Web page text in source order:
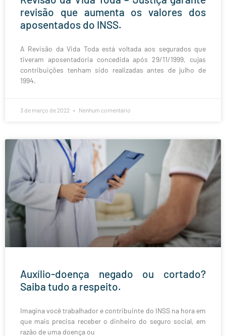
revisão que aumenta os valores dos
aposentados do INSS.
A Revisão da Vida Toda está voltada aos segurados que
tiveram aposentadoria concedida após 29/11/1999, cujas
contribuições tenham sido realizadas antes de julho de
1994.
3 de março de 2022 Nenhum comentário
Auxílio-doença negado ou cortado?
Saiba tudo a respeito.
Imagina você trabalhador e contribuinte do INSS na hora em
que mais precisa receber o dinheiro do seguro social, em
razão de uma doença ou